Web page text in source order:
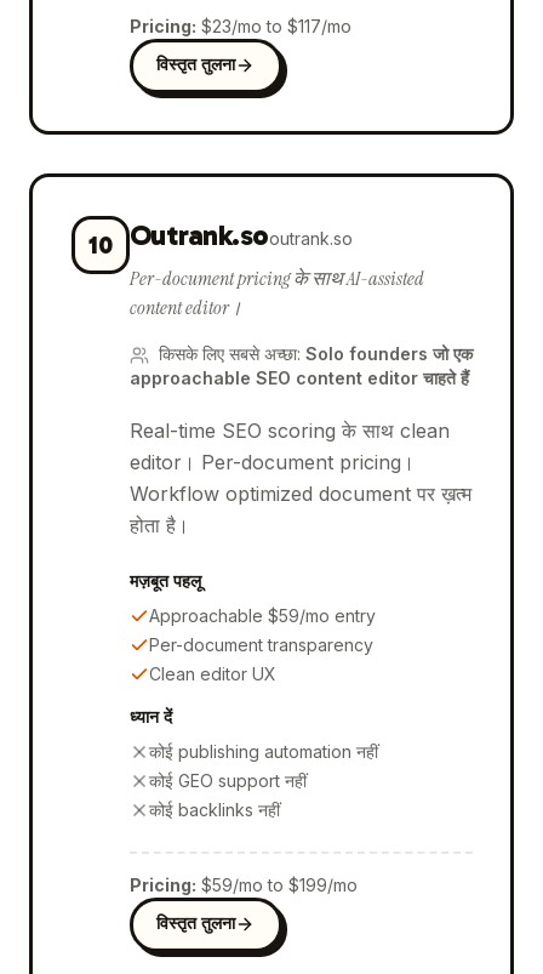
Pricing: $23/mo to $117/mo
विस्तृत तुलना
10 Outrank.sooutrank.so
Per-document pricing के साथ AI-assisted
content editor।
किसके लिए सबसे अच्छा: Solo founders जो एक
approachable SEO content editor चाहते हैं
Real-time SEO scoring के साथ clean
editor। Per-document pricing।
Workflow optimized document पर ख़त्म
होता है।
मज़बूत पहलू
Approachable $59/mo entry
Per-document transparency
Clean editor UX
ध्यान दें
कोई publishing automation नहीं
कोई GEO support नहीं
कोई backlinks नहीं
Pricing: $59/mo to $199/mo
विस्तृत तुलना